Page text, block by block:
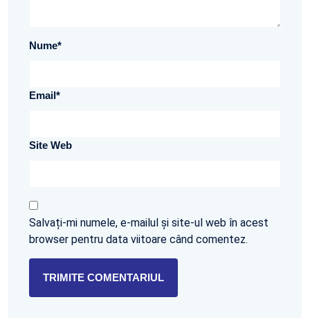
Nume*
Email*
Site Web
Salvați-mi numele, e-mailul și site-ul web în acest
browser pentru data viitoare când comentez.